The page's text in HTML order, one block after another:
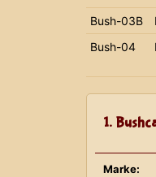
Bush-03B
Bush-04
1.
Marke: